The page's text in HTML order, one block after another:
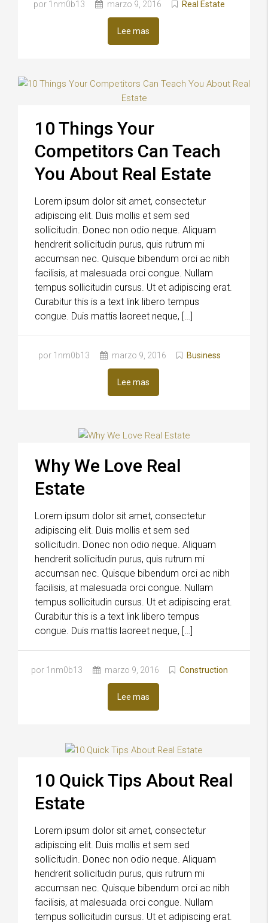
por 1nm0b13 marzo 9, 2016 Real Estate
Lee mas
10 Things Your
Competitors Can Teach
You About Real Estate
Lorem ipsum dolor sit amet, consectetur
adipiscing elit. Duis mollis et sem sed
sollicitudin. Donec non odio neque. Aliquam
hendrerit sollicitudin purus, quis rutrum mi
accumsan nec. Quisque bibendum orci ac nibh
facilisis, at malesuada orci congue. Nullam
tempus sollicitudin cursus. Ut et adipiscing erat.
Curabitur this is a text link libero tempus
congue. Duis mattis laoreet neque, […]
por 1nm0b13 marzo 9, 2016 Business
Lee mas
Why We Love Real
Estate
Lorem ipsum dolor sit amet, consectetur
adipiscing elit. Duis mollis et sem sed
sollicitudin. Donec non odio neque. Aliquam
hendrerit sollicitudin purus, quis rutrum mi
accumsan nec. Quisque bibendum orci ac nibh
facilisis, at malesuada orci congue. Nullam
tempus sollicitudin cursus. Ut et adipiscing erat.
Curabitur this is a text link libero tempus
congue. Duis mattis laoreet neque, […]
por 1nm0b13 marzo 9, 2016 Construction
Lee mas
10 Quick Tips About Real
Estate
Lorem ipsum dolor sit amet, consectetur
adipiscing elit. Duis mollis et sem sed
sollicitudin. Donec non odio neque. Aliquam
hendrerit sollicitudin purus, quis rutrum mi
accumsan nec. Quisque bibendum orci ac nibh
facilisis, at malesuada orci congue. Nullam
tempus sollicitudin cursus. Ut et adipiscing erat.